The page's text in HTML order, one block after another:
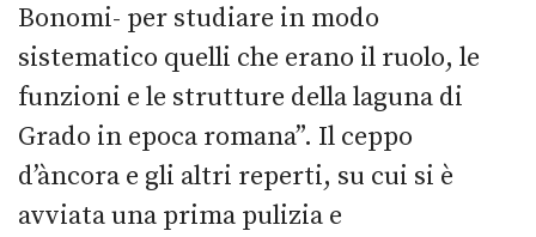
Bonomi- per studiare in modo
sistematico quelli che erano il ruolo, le
funzioni e le strutture della laguna di
Grado in epoca romana”. Il ceppo
d’àncora e gli altri reperti, su cui si è
avviata una prima pulizia e